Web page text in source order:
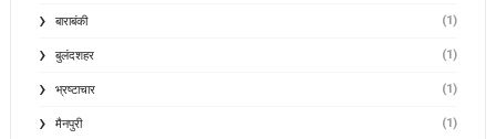
बाराबंकी (1)
बुलंदशहर (1)
भ्रष्टाचार (1)
मैनपुरी (1)